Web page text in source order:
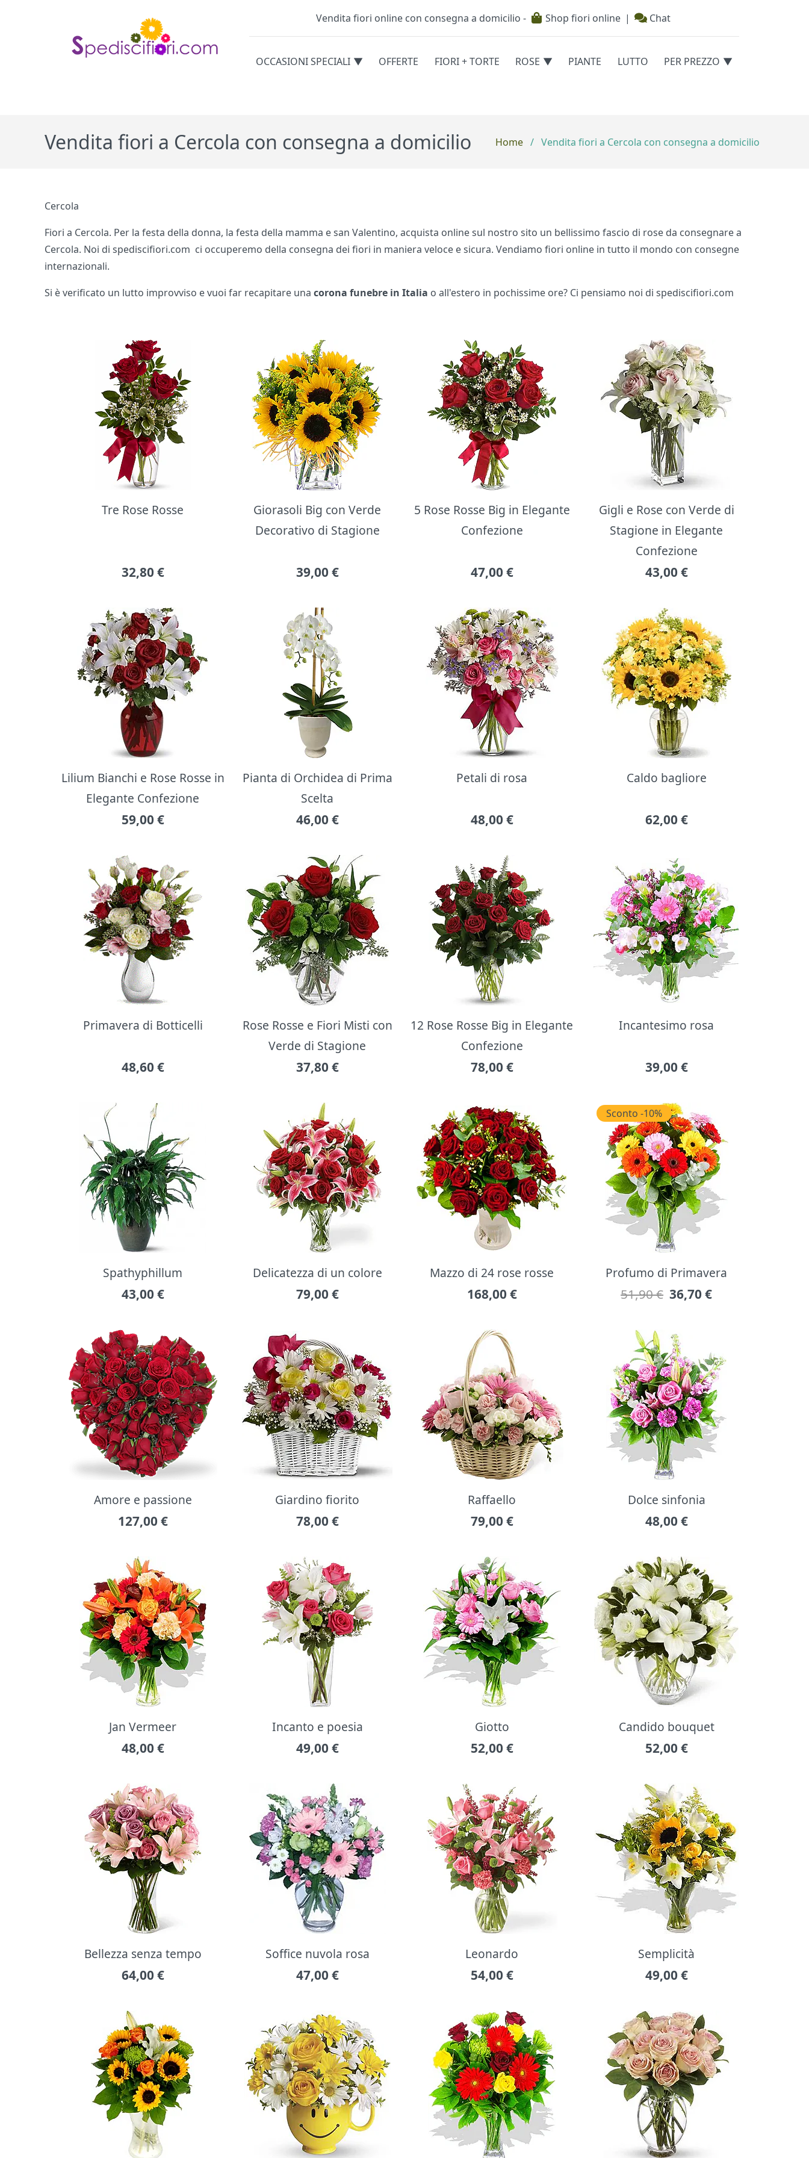
Testata
Vendita fiori online con consegna a domicilio - Shop fiori online | Chat
Categorie
OCCASIONI SPECIALI OFFERTE FIORI + TORTE ROSE PIANTE LUTTO PER PREZZO
Vendita fiori a Cercola con consegna a domicilio Home / Vendita fiori a Cercola con consegna a domicilio
Cercola
Fiori a Cercola. Per la festa della donna, la festa della mamma e san Valentino, acquista online sul nostro sito un bellissimo fascio di rose da consegnare a
Cercola. Noi di spediscifiori.com ci occuperemo della consegna dei fiori in maniera veloce e sicura. Vendiamo fiori online in tutto il mondo con consegne
internazionali.
Si è verificato un lutto improvviso e vuoi far recapitare unacorona funebre in Italia o all'estero in pochissime ore? Ci pensiamo noi di spediscifiori.com
Bouquet di fiori
Tre Rose Rosse
32,80 €
Giorasoli Big con Verde
Decorativo di Stagione
39,00 €
5 Rose Rosse Big in Elegante
Confezione
47,00 €
Gigli e Rose con Verde di
Stagione in Elegante
Confezione
43,00 €
Lilium Bianchi e Rose Rosse in
Elegante Confezione
59,00 €
Pianta di Orchidea di Prima
Scelta
46,00 €
Petali di rosa
48,00 €
Caldo bagliore
62,00 €
Primavera di Botticelli
48,60 €
Rose Rosse e Fiori Misti con
Verde di Stagione
37,80 €
12 Rose Rosse Big in Elegante
Confezione
78,00 €
Incantesimo rosa
39,00 €
Spathyphillum
43,00 €
Delicatezza di un colore
79,00 €
Mazzo di 24 rose rosse
168,00 €
Profumo di Primavera
51,90 € 36,70 €
Sconto -10%
Amore e passione
127,00 €
Giardino fiorito
78,00 €
Raffaello
79,00 €
Dolce sinfonia
48,00 €
Jan Vermeer
48,00 €
Incanto e poesia
49,00 €
Giotto
52,00 €
Candido bouquet
52,00 €
Bellezza senza tempo
64,00 €
Soffice nuvola rosa
47,00 €
Leonardo
54,00 €
Semplicità
49,00 €